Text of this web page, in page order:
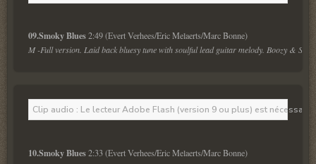
09.Smoky Blues
2:49 (Evert Verhees/Eric Melaerts/Marc Bonne)
M -Full version. Laid back bluesy tune with soulful lead guitar melody. Boozy &
Clip audio : Le lecteur Adobe Flash (version 9 ou plus) est
10.Smoky Blues
2:33 (Evert Verhees/Eric Melaerts/Marc Bonne)